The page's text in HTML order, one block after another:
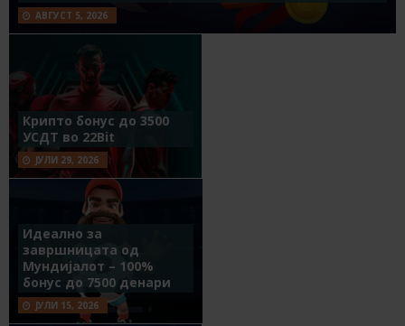
АВГУСТ 5, 2026
Крипто бонус до 3500
УСДТ во 22Bit
ЈУЛИ 29, 2026
Идеално за
завршницата од
Мундијалот – 100%
бонус до 7500 денари
ЈУЛИ 15, 2026